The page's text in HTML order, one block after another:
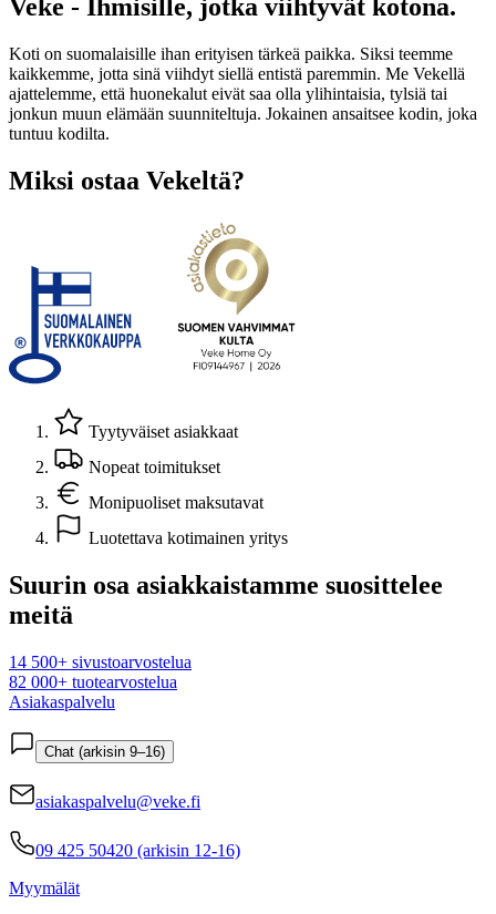
Veke - Ihmisille, jotka viihtyvät kotona.
Koti on suomalaisille ihan erityisen tärkeä paikka. Siksi teemme
kaikkemme, jotta sinä viihdyt siellä entistä paremmin. Me Vekellä
ajattelemme, että huonekalut eivät saa olla ylihintaisia, tylsiä tai
jonkun muun elämään suunniteltuja. Jokainen ansaitsee kodin, joka
tuntuu kodilta.
Miksi ostaa Vekeltä?
Tyytyväiset asiakkaat
Nopeat toimitukset
Monipuoliset maksutavat
Luotettava kotimainen yritys
Suurin osa asiakkaistamme suosittelee
meitä
14 500+ sivustoarvostelua
82 000+ tuotearvostelua
Asiakaspalvelu
Chat (arkisin 9–16)
asiakaspalvelu@veke.fi
09 425 50420 (arkisin 12-16)
Myymälät